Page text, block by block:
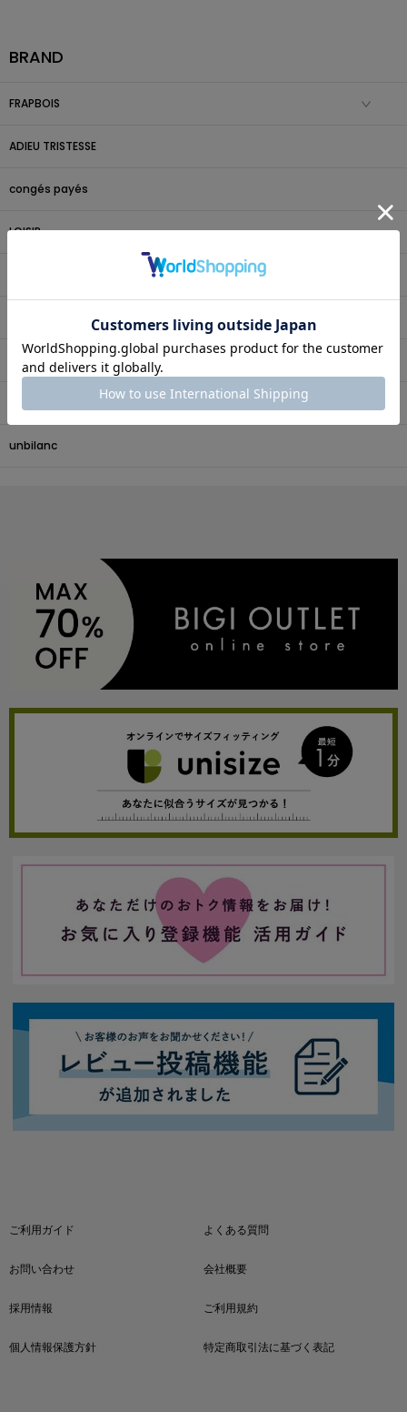
BRAND
FRAPBOIS
ADIEU TRISTESSE
congés payés
LOISIR
L'EQUIPE
unbilanc
ご利用ガイド よくある質問
お問い合わせ 会社概要
採用情報 ご利用規約
個人情報保護方針 特定商取引法に基づく表記